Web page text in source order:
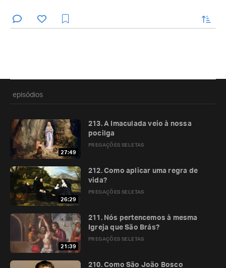
enviar
episódios
27:49
PREGAÇÕES SELETAS
213. A Imaculada veio à nossa
pocilga
26:29
PREGAÇÕES SELETAS
212. Como aplicar uma regra de
vida?
21:39
PREGAÇÕES SELETAS
211. Nós pertencemos à mesma
Igreja que São Brás?
210. Como São João Bosco